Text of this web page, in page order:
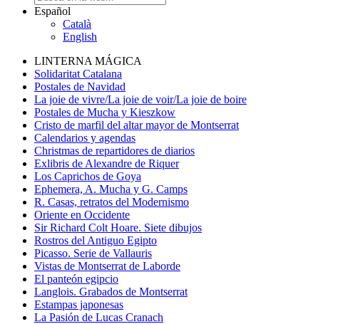
Español
Català
English
LINTERNA MÁGICA
Solidaritat Catalana
Postales de Navidad
La joie de vivre/La joie de voir/La joie de boire
Postales de Mucha y Kieszkow
Cristo de marfil del altar mayor de Montserrat
Calendarios y agendas
Christmas de repartidores de diarios
Exlibris de Alexandre de Riquer
Los Caprichos de Goya
Ephemera, A. Mucha y G. Camps
R. Casas, retratos del Modernismo
Oriente en Occidente
Sir Richard Colt Hoare. Siete dibujos
Rostros del Antiguo Egipto
Picasso. Serie de Vallauris
Vistas de Montserrat de Laborde
El panteón egipcio
Langlois. Grabados de Montserrat
Estampas japonesas
La Pasión de Lucas Cranach